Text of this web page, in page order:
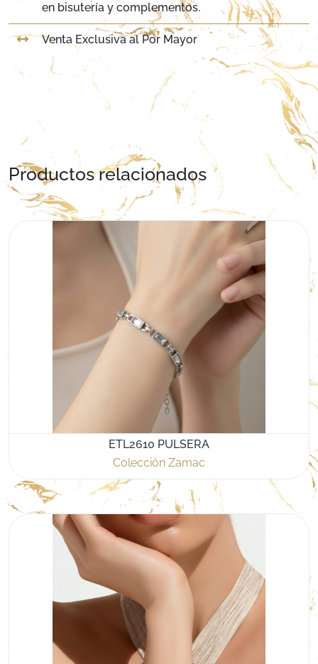
en bisutería y complementos.
Venta Exclusiva al Por Mayor
Productos relacionados
ETL2610 PULSERA
Colección Zamac